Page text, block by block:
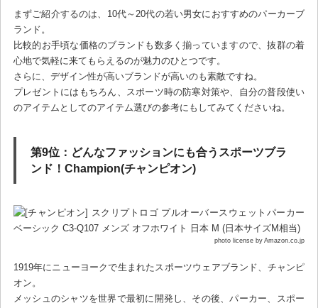
まずご紹介するのは、10代～20代の若い男女におすすめのパーカーブ
ランド。
比較的お手頃な価格のブランドも数多く揃っていますので、抜群の着
心地で気軽に来てもらえるのが魅力のひとつです。
さらに、デザイン性が高いブランドが高いのも素敵ですね。
プレゼントにはもちろん、スポーツ時の防寒対策や、自分の普段使い
のアイテムとしてのアイテム選びの参考にもしてみてくださいね。
第9位：どんなファッションにも合うスポーツブラ
ンド！Champion(チャンピオン)
photo license by Amazon.co.jp
1919年にニューヨークで生まれたスポーツウェアブランド、チャンピ
オン。
メッシュのシャツを世界で最初に開発し、その後、パーカー、スポー